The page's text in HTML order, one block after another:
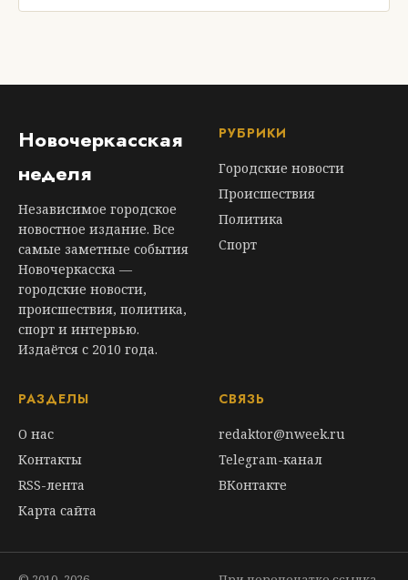
Новочеркасская
неделя
Независимое городское
новостное издание. Все
самые заметные события
Новочеркасска —
городские новости,
происшествия, политика,
спорт и интервью.
Издаётся с 2010 года.
РУБРИКИ
Городские новости
Происшествия
Политика
Спорт
РАЗДЕЛЫ
О нас
Контакты
RSS-лента
Карта сайта
СВЯЗЬ
redaktor@nweek.ru
Telegram-канал
ВКонтакте